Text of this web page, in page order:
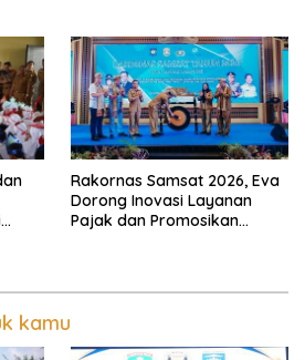
Lampung
Rakornas Samsat 2026, Eva
Dorong Inovasi Layanan
Pajak dan Promosikan
kamu